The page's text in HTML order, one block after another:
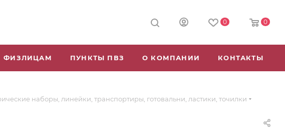
0 0
ФИЗЛИЦАМ ПУНКТЫ ПВЗ О КОМПАНИИ КОНТАКТЫ
наборы, линейки, транспортиры, готовальни, ластики, точилки